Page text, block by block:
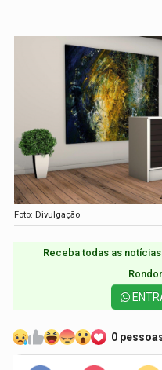
Foto: Divulgação
Receba todas as
0